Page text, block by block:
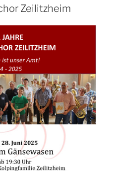
Zeilitzheim